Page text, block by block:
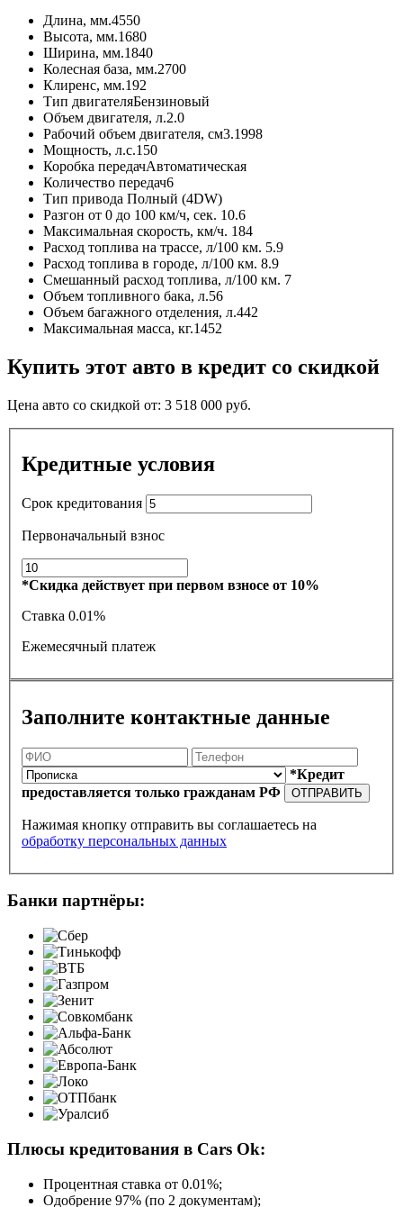
Длина, мм.4550
Высота, мм.1680
Ширина, мм.1840
Колесная база, мм.2700
Клиренс, мм.192
Тип двигателяБензиновый
Объем двигателя, л.2.0
Рабочий объем двигателя, см3.1998
Мощность, л.с.150
Коробка передачАвтоматическая
Количество передач6
Тип привода Полный (4DW)
Разгон от 0 до 100 км/ч, сек. 10.6
Максимальная скорость, км/ч. 184
Расход топлива на трассе, л/100 км. 5.9
Расход топлива в городе, л/100 км. 8.9
Смешанный расход топлива, л/100 км. 7
Объем топливного бака, л.56
Объем багажного отделения, л.442
Максимальная масса, кг.1452
Купить этот авто в кредит со скидкой
Цена авто со скидкой от: 3 518 000 руб.
Кредитные условия
Срок кредитования
Первоначальный взнос
*Скидка действует при первом взносе от 10%
Ставка 0.01%
Ежемесячный платеж
Заполните контактные данные
*Кредит
предоставляется только гражданам РФ
ОТПРАВИТЬ
Нажимая кнопку отправить вы соглашаетесь на
обработку персональных данных
Банки партнёры:
Плюсы кредитования в Cars Ok:
Процентная ставка от 0.01%;
Одобрение 97% (по 2 документам);